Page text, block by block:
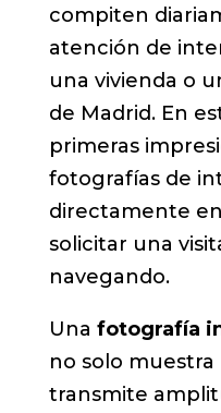
compiten
atención de
una vivienda o
de Madrid. En
primeras
fotografías de
directamente
solicitar una
navegando.
Una fotografía
no solo muestra
transmite